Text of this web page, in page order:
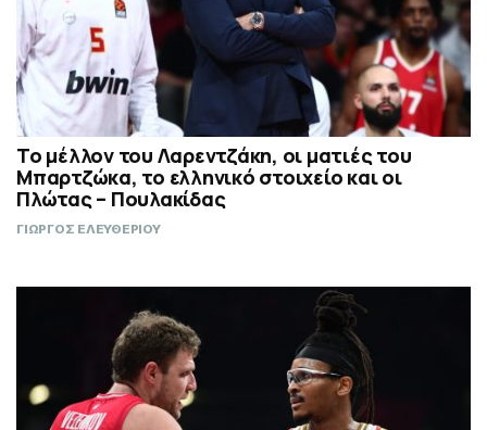
Το μέλλον του Λαρεντζάκη, οι ματιές του
Μπαρτζώκα, το ελληνικό στοιχείο και οι
Πλώτας – Πουλακίδας
ΓΙΩΡΓΟΣ ΕΛΕΥΘΕΡΙΟΥ